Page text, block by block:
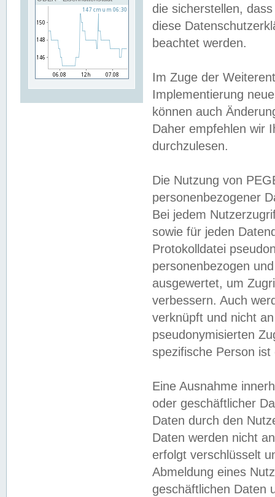
die sicherstellen,
diese
beachtet werden.
Im Zuge der
Implementierung
können auch
Daher empfehlen wir
durchzulesen.
Die Nutzung von
personenbezogener
Bei jedem
sowie für jeden
Protokolldatei
personenbezogen
ausgewertet, um
verbessern. Auch
verknüpft und nicht
pseudonymisierten
spezifische Person
Eine Ausnahme
oder geschäftlicher
Daten durch den
Daten werden nicht
erfolgt verschlüsselt
Abmeldung eines
geschäftlichen Daten